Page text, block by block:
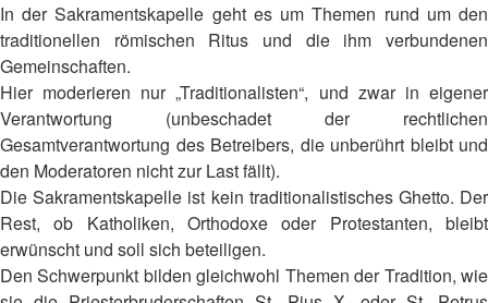
In der Sakramentskapelle geht es um Themen rund um den
traditionellen römischen Ritus und die ihm verbundenen
Gemeinschaften.
Hier moderieren nur „Traditionalisten“, und zwar in eigener
Verantwortung (unbeschadet der rechtlichen
Gesamtverantwortung des Betreibers, die unberührt bleibt und
den Moderatoren nicht zur Last fällt).
Die Sakramentskapelle ist kein traditionalistisches Ghetto. Der
Rest, ob Katholiken, Orthodoxe oder Protestanten, bleibt
erwünscht und soll sich beteiligen.
Den Schwerpunkt bilden gleichwohl Themen der Tradition, wie